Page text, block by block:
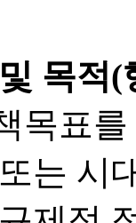
목적
목표
는 시